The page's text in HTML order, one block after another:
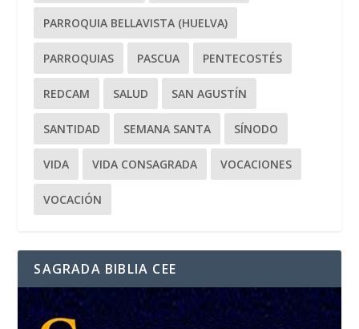
PARROQUIA BELLAVISTA (HUELVA)
PARROQUIAS PASCUA PENTECOSTÉS
REDCAM SALUD SAN AGUSTÍN
SANTIDAD SEMANA SANTA SÍNODO
VIDA VIDA CONSAGRADA VOCACIONES
VOCACIÓN
SAGRADA BIBLIA CEE